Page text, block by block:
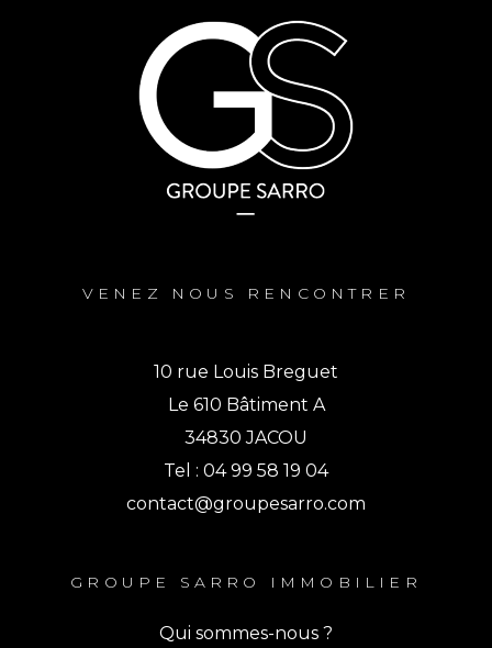
VENEZ NOUS RENCONTRER
10 rue Louis Breguet
Le 610 Bâtiment A
34830 JACOU
Tel : 04 99 58 19 04
contact@groupesarro.com
GROUPE SARRO IMMOBILIER
Qui sommes-nous ?